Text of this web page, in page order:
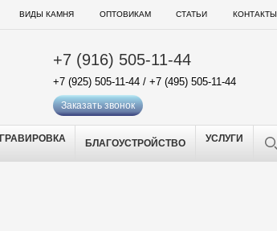
ВИДЫ КАМНЯ ОПТОВИКАМ СТАТЬИ КОНТАКТЫ
+7 (916) 505-11-44
+7 (925) 505-11-44 / +7 (495) 505-11-44
Заказать звонок
ГРАВИРОВКА БЛАГОУСТРОЙСТВО УСЛУГИ